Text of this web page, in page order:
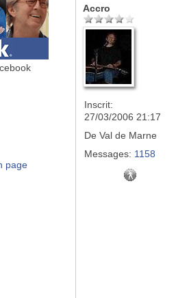
page
Accro
Inscrit:
27/03/2006 21:17
De Val de Marne
Messages: 1158